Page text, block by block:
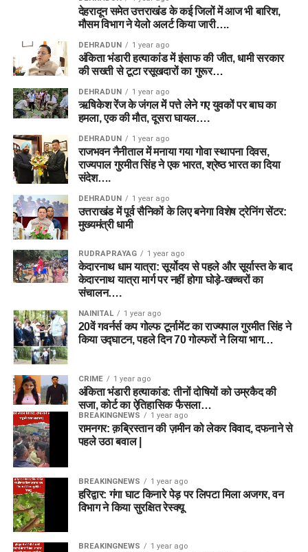
देहरादून समेत उत्तराखंड के कई जिलों में आज भी बारिश,
मौसम विभाग ने येलो अलर्ट किया जारी….
DEHRADUN 1 year ago
अंकिता भंडारी हत्याकांड में इंसाफ की जीत, धामी सरकार
की सख्ती से टूटा रसूखदारों का गुरूर…
DEHRADUN 1 year ago
ऋषिकेश रेंज के जंगल में पत्ते लेने गए युवकों पर बाघ का
हमला, एक की मौत, दूसरा घायल….
DEHRADUN 1 year ago
राजभवन नैनीताल में मनाया गया गोवा स्थापना दिवस,
राज्यपाल गुरमीत सिंह ने एक भारत, श्रेष्ठ भारत का दिया
संदेश….
DEHRADUN 1 year ago
उत्तराखंड में पूर्व सैनिकों के लिए बनेगा विशेष ट्रेनिंग सेंटर:
मुख्यमंत्री धामी
RUDRAPRAYAG 1 year ago
केदारनाथ धाम यात्रा: सूर्योदय से पहले और सूर्यास्त के बाद
केदारनाथ यात्रा मार्ग पर नहीं होगा घोड़े-खच्चरों का
संचालन….
NAINITAL 1 year ago
20वें गवर्नर्स कप गोल्फ टूर्नामेंट का राज्यपाल गुरमीत सिंह ने
किया उद्घाटन, पहले दिन 70 गोल्फरों ने लिया भाग…
CRIME 1 year ago
अंकिता भंडारी हत्याकांड: तीनों दोषियों को उम्रकैद की
सजा, कोर्ट का ऐतिहासिक फैसला…
BREAKINGNEWS 1 year ago
रामनगर: क़ब्रिस्तान की ज़मीन को लेकर विवाद, दफनाने से
पहले उठा बवाल |
BREAKINGNEWS 1 year ago
हरिद्वार: गंगा घाट किनारे पेड़ पर लिपटा मिला अजगर, वन
विभाग ने किया सुरक्षित रेस्क्यू
BREAKINGNEWS 1 year ago